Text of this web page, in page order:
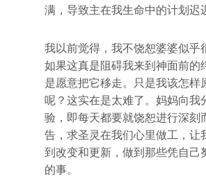
满，导致主在我生命中的计划迟
我以前觉得，我不饶恕婆婆似乎
如果这真是阻碍我来到神面前的
是愿意把它移走。只是我该怎样
呢？这实在是太难了。妈妈向我
验，即每天都要就饶恕进行深刻
告，求圣灵在我们心里做工，让
到改变和更新，做到那些凭自己
的事。